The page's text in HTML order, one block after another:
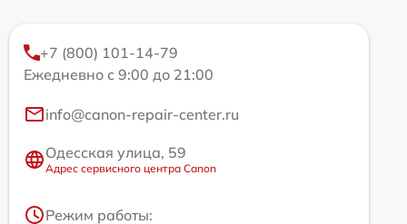
+7 (800) 101-14-79
Ежедневно с 9:00 до 21:00
info@canon-repair-center.ru
Одесская улица, 59
Адрес сервисного центра Canon
Режим работы: